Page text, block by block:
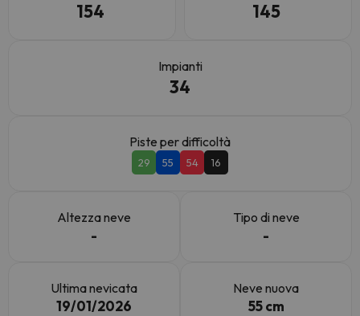
154 145
Impianti
34
Piste per difficoltà
29 55 54 16
Altezza neve
-
Tipo di neve
-
Ultima nevicata
19/01/2026
Neve nuova
55 cm